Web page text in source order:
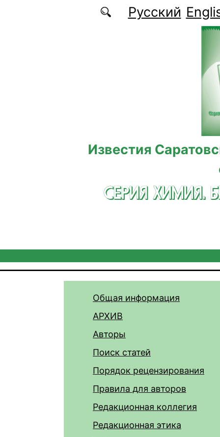
Перейти к основному содержаниюРусский
Известия
СЕРИЯ ХИМИЯ.
Общая информация
АРХИВ
Авторы
Поиск статей
Порядок рецензирования
Правила для авторов
Редакционная коллегия
Редакционная этика